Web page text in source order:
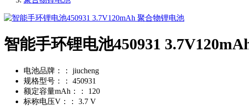
智能手环锂电池450931
电池品牌：：
jiucheng
规格型号：：
450931
额定容量mAh：：
120
标称电压V：：
3.7 V